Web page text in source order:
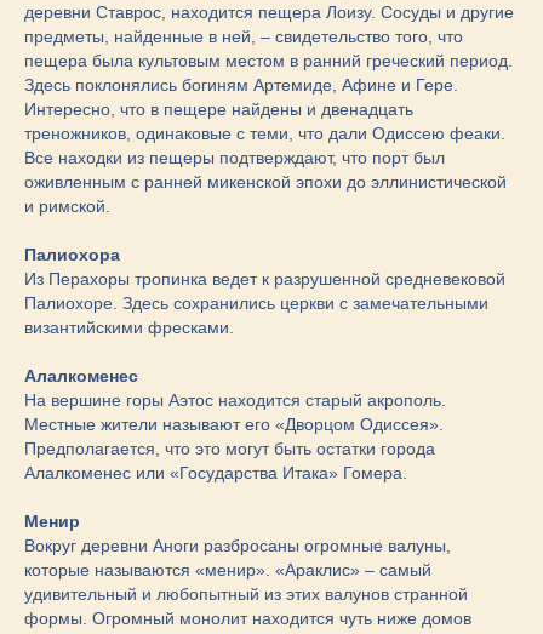
деревни Ставрос, находится пещера Лоизу. Сосуды и другие
предметы, найденные в ней, – свидетельство того, что
пещера была культовым местом в ранний греческий период.
Здесь поклонялись богиням Артемиде, Афине и Гере.
Интересно, что в пещере найдены и двенадцать
треножников, одинаковые с теми, что дали Одиссею феаки.
Все находки из пещеры подтверждают, что порт был
оживленным с ранней микенской эпохи до эллинистической
и римской.
Палиохора
Из Перахоры тропинка ведет к разрушенной средневековой
Палиохоре. Здесь сохранились церкви с замечательными
византийскими фресками.
Алалкоменес
На вершине горы Аэтос находится старый акрополь.
Местные жители называют его «Дворцом Одиссея».
Предполагается, что это могут быть остатки города
Алалкоменес или «Государства Итака» Гомера.
Менир
Вокруг деревни Аноги разбросаны огромные валуны,
которые называются «менир». «Араклис» – самый
удивительный и любопытный из этих валунов странной
формы. Огромный монолит находится чуть ниже домов